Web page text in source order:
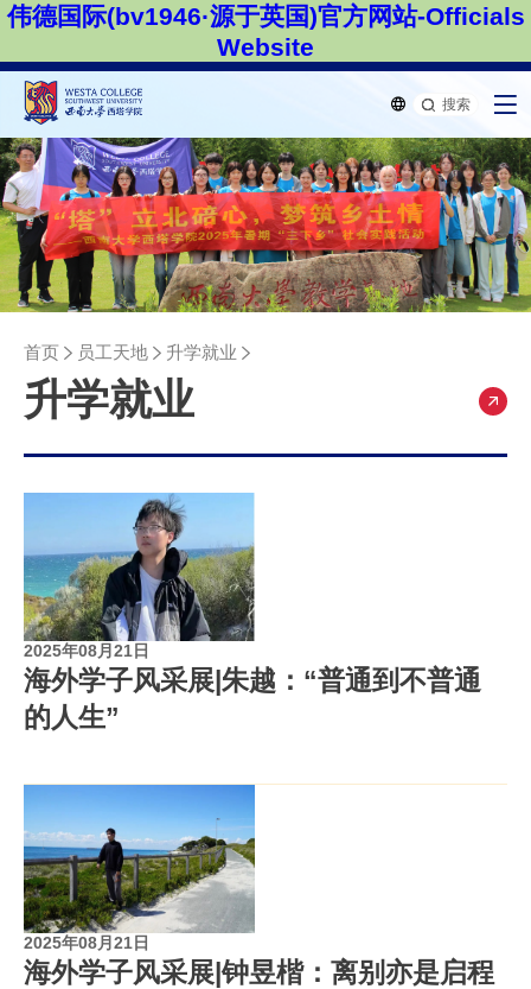
伟德国际(bv1946·源于英国)官方网站-Officials
Website
搜索
首页 员工天地 升学就业
升学就业
2025年08月21日
海外学子风采展|朱越：“普通到不普通
的人生”
2025年08月21日
海外学子风采展|钟昱楷：离别亦是启程